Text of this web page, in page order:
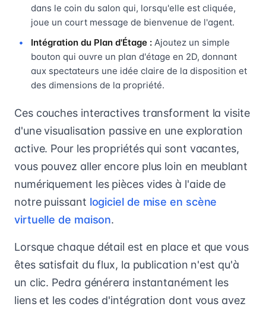
dans le coin du salon qui, lorsqu'elle est cliquée,
joue un court message de bienvenue de l'agent.
Intégration du Plan d'Étage : Ajoutez un simple
bouton qui ouvre un plan d'étage en 2D, donnant
aux spectateurs une idée claire de la disposition et
des dimensions de la propriété.
Ces couches interactives transforment la visite
d'une visualisation passive en une exploration
active. Pour les propriétés qui sont vacantes,
vous pouvez aller encore plus loin en meublant
numériquement les pièces vides à l'aide de
notre puissant logiciel de mise en scène
virtuelle de maison.
Lorsque chaque détail est en place et que vous
êtes satisfait du flux, la publication n'est qu'à
un clic. Pedra générera instantanément les
liens et les codes d'intégration dont vous avez